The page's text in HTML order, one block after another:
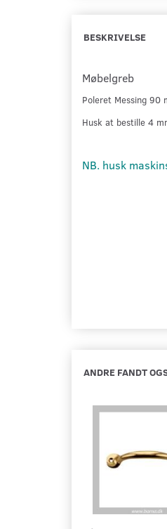
BESKRIVELSE
Møbelgreb
Poleret Messing 90
Husk at bestille 4
NB. husk
ANDRE FANDT